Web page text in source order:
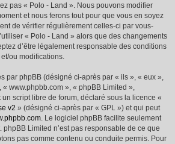
pas « Polo - Land ». Nous pouvons modifier
et nous ferons tout pour que vous en soyez
de vérifier régulièrement celles-ci par vous-
« Polo - Land » alors que des changements
d’être légalement responsable des conditions
ou modifications.
par phpBB (désigné ci-après par « ils », « eux »,
www.phpbb.com », « phpBB Limited »,
script libre de forum, déclaré sous la licence «
v2 » (désigné ci-après par « GPL ») et qui peut
. Le logiciel phpBB facilite seulement
phpBB Limited n’est pas responsable de ce que
pas comme contenu ou conduite permis. Pour